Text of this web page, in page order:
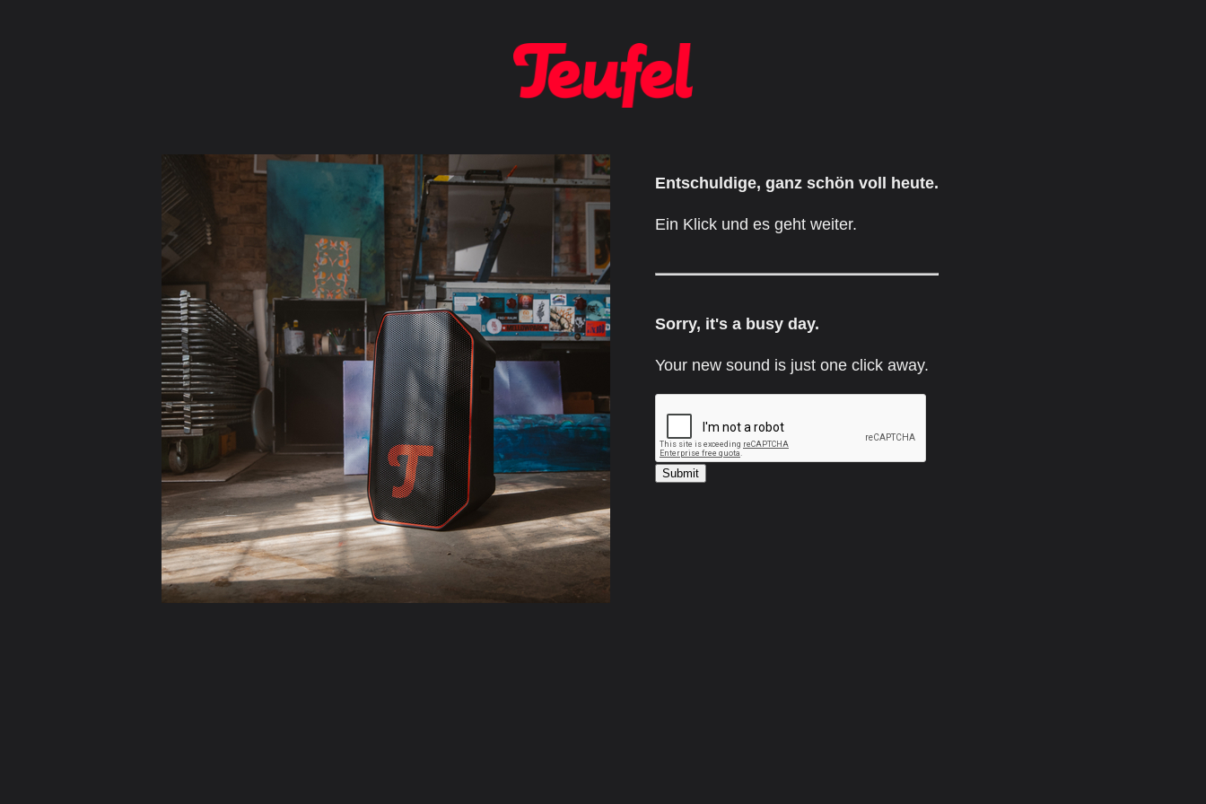
Entschuldige, ganz schön voll heute.
Ein Klick und es geht weiter.
Sorry, it's a busy day.
Your new sound is just one click away.